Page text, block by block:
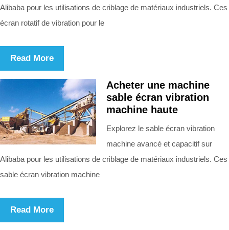
Alibaba pour les utilisations de criblage de matériaux industriels. Ces
écran rotatif de vibration pour le
Read More
Acheter une machine
sable écran vibration
machine haute
Explorez le sable écran vibration
machine avancé et capacitif sur
Alibaba pour les utilisations de criblage de matériaux industriels. Ces
sable écran vibration machine
Read More